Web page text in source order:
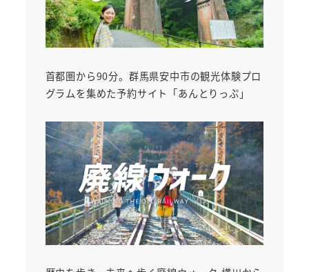
首都圏から90分。群馬県安中市の観光体験プロ
グラムを集めた予約サイト「あんとりっぷ」